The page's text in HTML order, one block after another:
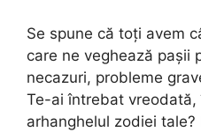
Se spune că toți avem
care ne veghează pașii
necazuri, probleme
Te-ai întrebat vreodată,
arhanghelul zodiei